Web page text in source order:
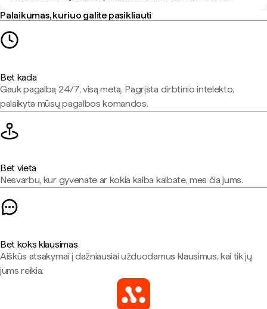
Palaikumas, kuriuo galite pasikliauti
Bet kada
Gauk pagalbą 24/7, visą metą. Pagrįsta dirbtinio intelekto,
palaikyta mūsų pagalbos komandos.
Bet vieta
Nesvarbu, kur gyvenate ar kokia kalba kalbate, mes čia jums.
Bet koks klausimas
Aiškūs atsakymai į dažniausiai užduodamus klausimus, kai tik jų
jums reikia.